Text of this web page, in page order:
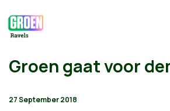
Groen gaat voor
27 September 2018